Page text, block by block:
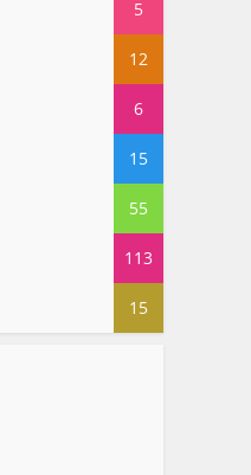
5
12
6
15
55
113
15